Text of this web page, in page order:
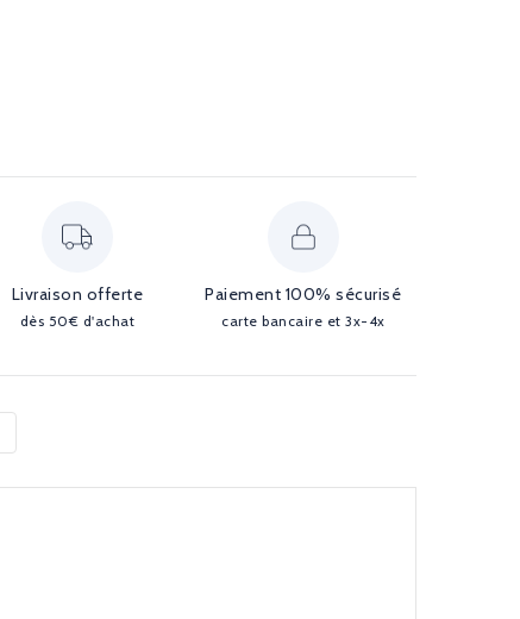
Livraison offerte
dès 50€ d'achat
Paiement 100% sécurisé
carte bancaire et 3x-4x